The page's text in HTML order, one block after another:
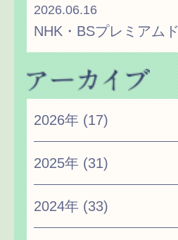
2026.06.16
NHK・BSプレミアム
2026年 (17)
2025年 (31)
2024年 (33)